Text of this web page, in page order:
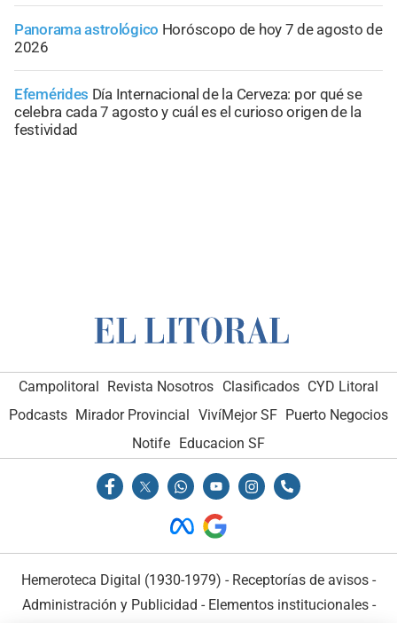
Panorama astrológico Horóscopo de hoy 7 de agosto de
2026
Efemérides Día Internacional de la Cerveza: por qué se
celebra cada 7 agosto y cuál es el curioso origen de la
festividad
Campolitoral Revista Nosotros Clasificados CYD Litoral
Podcasts Mirador Provincial VivíMejor SF Puerto Negocios
Notife Educacion SF
Hemeroteca Digital (1930-1979) - Receptorías de avisos -
Administración y Publicidad - Elementos institucionales-